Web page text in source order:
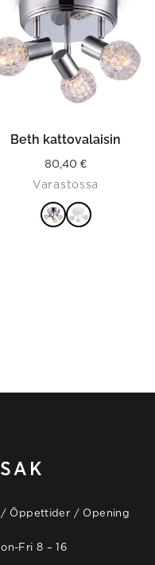
multiple
variants.
The
options
may
be
chosen
on
product
Beth kattovalaisin
80,40 €
Varastossa
/ Öppettider / Opening
Fri 8 – 16